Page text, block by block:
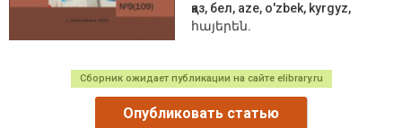
қаз, бел, aze, о'zbek, kyrgyz,
հայերեն.
Сборник ожидает публикации на сайте elibrary.ru
Опубликовать статью